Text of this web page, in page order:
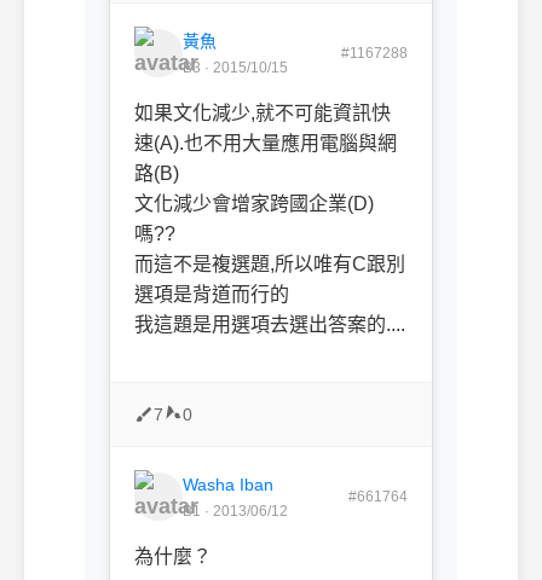
黃魚
B3 · 2015/10/15
#1167288
如果文化減少,就不可能資訊快
速(A).也不用大量應用電腦與網
路(B)
文化減少會增家跨國企業(D)
嗎??
而這不是複選題,所以唯有C跟別
選項是背道而行的
我這題是用選項去選出答案的....
7 0
Washa Iban
B1 · 2013/06/12
#661764
為什麼？